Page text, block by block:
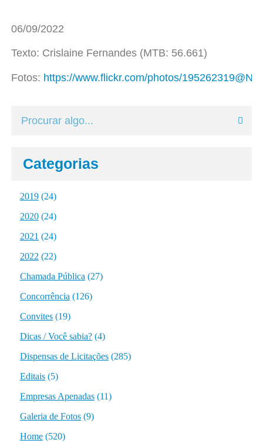
06/09/2022
Texto: Crislaine Fernandes (MTB: 56.661)
Fotos: https://www.flickr.com/photos/
Categorias
2019(24)
2020(24)
2021 (24)
2022 (22)
Chamada Pública (27)
Concorrência (126)
Convites(19)
Dicas / Você sabia?(4)
Dispensas de Licitações(285)
Editais(5)
Empresas Apenadas(11)
Galeria de Fotos(9)
Home(520)